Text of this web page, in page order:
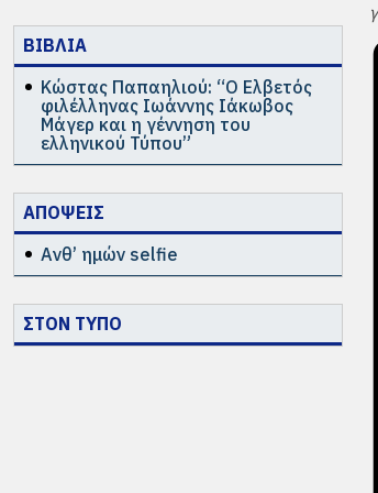
ΒΙΒΛΙΑ
Κώστας Παπαηλιού: “Ο Ελβετός
φιλέλληνας Ιωάννης Ιάκωβος
Μάγερ και η γέννηση του
ελληνικού Τύπου”
ΑΠΟΨΕΙΣ
Ανθ’ ημών selfie
ΣΤΟΝ ΤΥΠΟ